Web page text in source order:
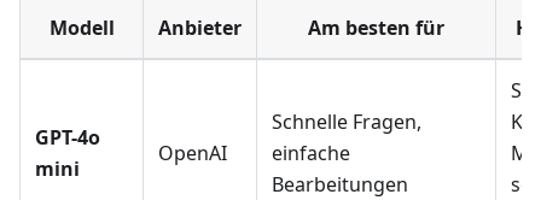
Modell Anbieter Am besten für
GPT-4o
mini
OpenAI
Schnelle Fragen,
einfache
Bearbeitungen